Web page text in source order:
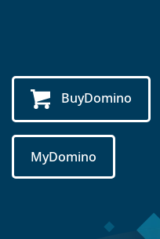
BuyDomino
MyDomino